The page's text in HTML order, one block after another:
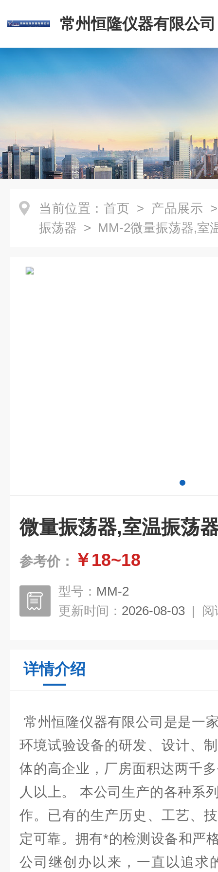
常州恒隆仪器有限公司
当前位置： 首页 > 产品展示
振荡器 > MM-2微量振荡器,室
微量振荡器,室温振荡
参考价： ￥18~18
型号： MM-2
更新时间： 2026-08-03 | 阅
详情介绍
常州恒隆仪器有限公司是是一
环境试验设备的研发、设计、
体的高企业，厂房面积达两千
人以上。 本公司生产的各种系
作。已有的生产历史、工艺、
定可靠。拥有*的检测设备和严
公司继创办以来，一直以追求